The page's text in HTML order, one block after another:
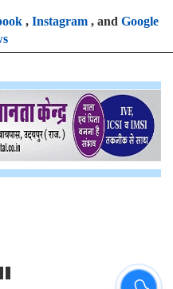
, Instagram, and Google